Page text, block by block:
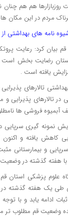
هم هم چنان
مردم در این مکان
بیان کرد: رعایت
استان رضایت بخش
تالارهای
در تالارهای پذیرایی
آبمیوه فروشی ها
و بیمارستانی
هفته گذشته در وضعیت
علوم پزشکی استان
طی یک هفته گذشته در
ادامه یابد و با